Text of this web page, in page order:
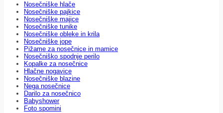
Nosečniške hlače
Nosečniške pajkice
Nosečniške majice
Nosečniške tunike
Nosečniške obleke in krila
Nosečniške jope
Pižame za nosečnice in mamice
Nosečniško spodnje perilo
Kopalke za nosečnice
Hlačne nogavice
Nosečniške blazine
Nega nosečnice
Darilo za nosečnico
Babyshower
Foto spomini